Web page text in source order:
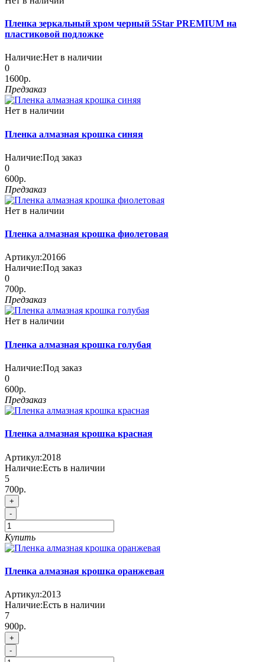
Пленка зеркальный хром черный 5Star PREMIUM на
пластиковой подложке
Наличие:Нет в наличии
0
1600р.
Предзаказ
Нет в наличии
Пленка алмазная крошка синяя
Наличие:Под заказ
0
600р.
Предзаказ
Нет в наличии
Пленка алмазная крошка фиолетовая
Артикул:20166
Наличие:Под заказ
0
700р.
Предзаказ
Нет в наличии
Пленка алмазная крошка голубая
Наличие:Под заказ
0
600р.
Предзаказ
Пленка алмазная крошка красная
Артикул:2018
Наличие:Есть в наличии
5
700р.
+
-
Купить
Пленка алмазная крошка оранжевая
Артикул:2013
Наличие:Есть в наличии
7
900р.
+
-